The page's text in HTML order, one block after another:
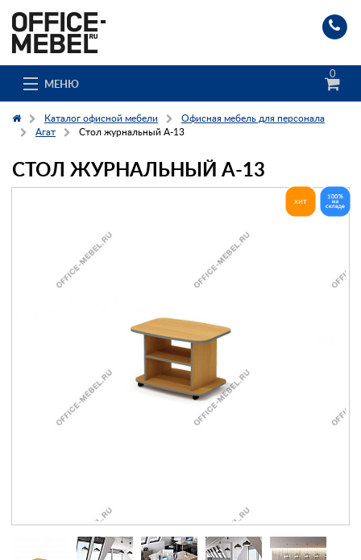
МЕНЮ
0
Каталог
Доставка и сборка
Гос. заказчикам
Заказать обратный звонок
Каталог офисной мебели
Офисная мебель для персонала
Агат
Стол журнальный А-13
СТОЛ ЖУРНАЛЬНЫЙ А-13